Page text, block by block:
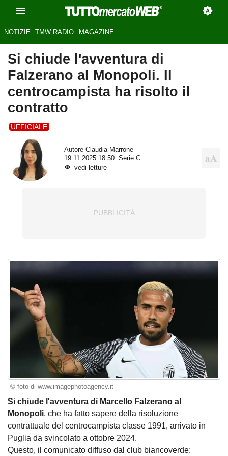
NOTIZIE TMW RADIO MAGAZINE
Si chiude l'avventura di
Falzerano al Monopoli. Il
centrocampista ha risolto il
contratto
UFFICIALE
Autore Claudia Marrone
19.11.2025 18:50
Serie C
vedi letture
© foto di www.imagephotoagency.it
Si chiude l'avventura di Marcello Falzerano al
Monopoli, che ha fatto sapere della risoluzione
contrattuale del centrocampista classe 1991, arrivato in
Puglia da svincolato a ottobre 2024.
Questo, il comunicato diffuso dal club biancoverde: